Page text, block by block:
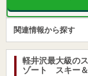
関連情報から探す
軽井沢最大級の
ゾート スキー